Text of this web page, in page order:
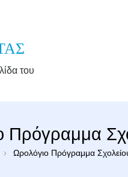
του
Πρόγραμμα
Ωρολόγιο Πρόγραμμα